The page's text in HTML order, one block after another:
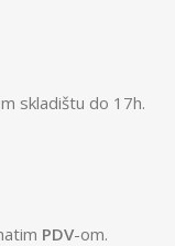
skladištu do 17h.
PDV-om.